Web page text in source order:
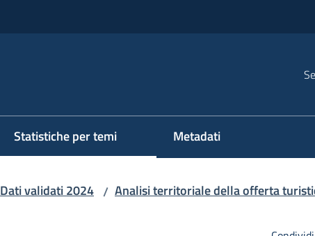
Statistiche per temi Metadati
Dati validati 2024 / Analisi territoriale della offerta